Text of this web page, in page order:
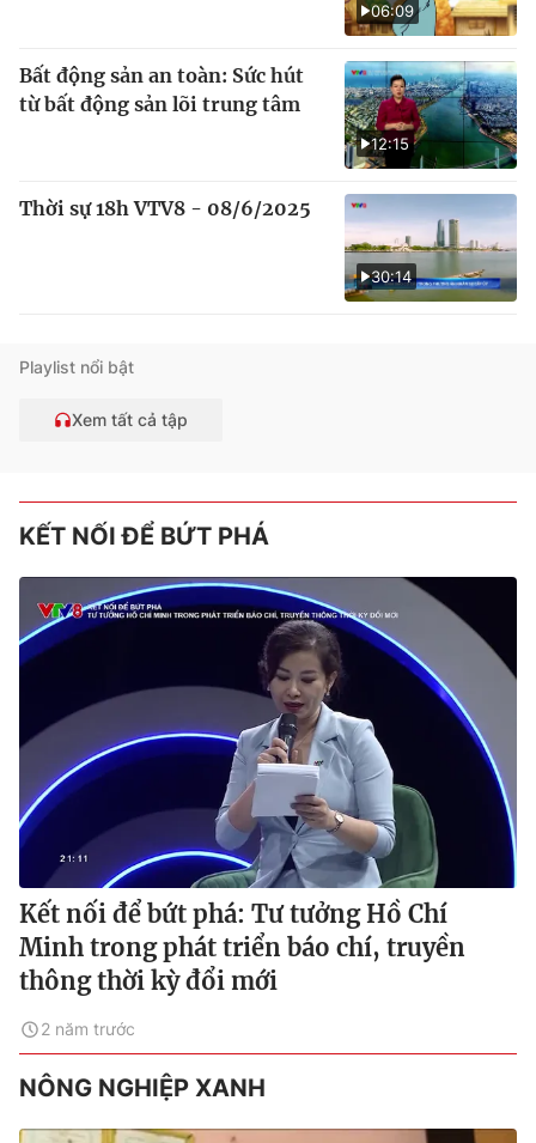
06:09
12:15
Bất động sản an toàn: Sức hút
từ bất động sản lõi trung tâm
30:14
Thời sự 18h VTV8 - 08/6/2025
Playlist nổi bật
Xem tất cả tập
KẾT NỐI ĐỂ BỨT PHÁ
Kết nối để bứt phá: Tư tưởng Hồ Chí
Minh trong phát triển báo chí, truyền
thông thời kỳ đổi mới
2 năm trước
NÔNG NGHIỆP XANH